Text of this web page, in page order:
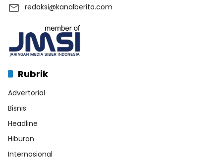
redaksi@kanalberita.com
Rubrik
Advertorial
Bisnis
Headline
Hiburan
Internasional